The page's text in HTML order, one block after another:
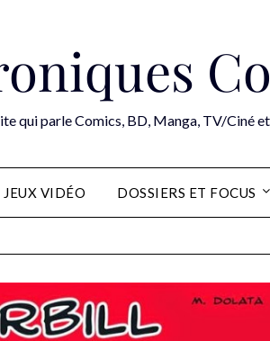
qui parle Comics, BD, Manga, TV/Ciné
JEUX VIDÉO DOSSIERS ET FOCUS